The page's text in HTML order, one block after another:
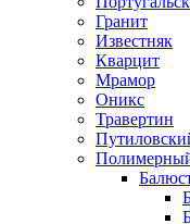
Гранит
Известняк
Кварцит
Мрамор
Оникс
Травертин